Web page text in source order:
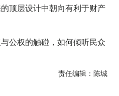
顶层设计中朝向有利于财产
公权的触碰，如何倾听民众
责任编辑：陈城